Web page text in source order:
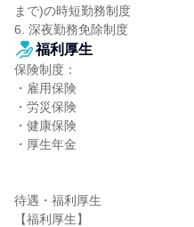
まで)の時短勤務制度
6. 深夜勤務免除制度
福利厚生
保険制度：
・雇用保険
・労災保険
・健康保険
・厚生年金
待遇・福利厚生
【福利厚生】